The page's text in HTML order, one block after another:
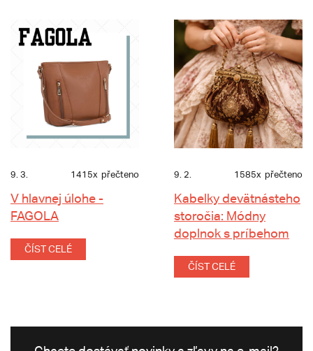
9. 3. 1415x přečteno
V hlavnej úlohe -
FAGOLA
ČÍST CELÉ
9. 2. 1585x přečteno
Kabelky devätnásteho
storočia: Módny
doplnok s príbehom
ČÍST CELÉ